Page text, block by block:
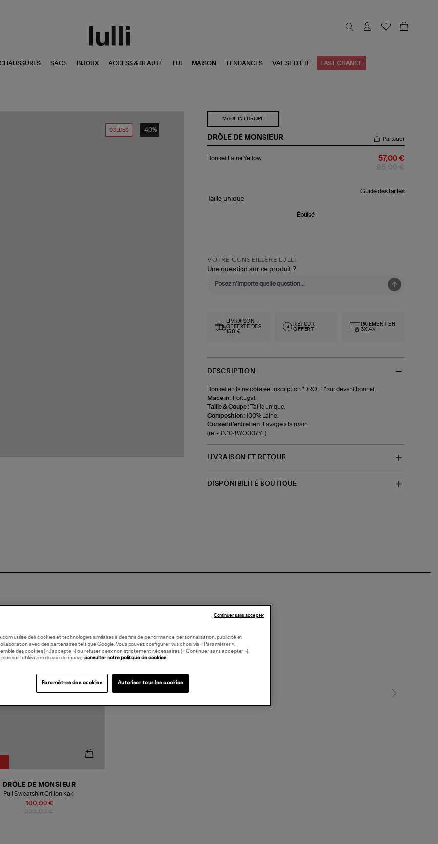
SACS BIJOUX ACCESS & BEAUTÉ LUI MAISON TENDANCES VALISE D'ÉTÉ LAST CHANCE
SOLDES -40%
MADE IN EUROPE
DRÔLE DE MONSIEUR
Laine
Partager
Bonnet Laine Yellow 57,00 €
Guide des tailles
Taille unique
Épuisé
VOTRE CONSEILLÈRE LULLI
Une question sur ce produit ?
LIVRAISON
OFFERTE DÈS
150 €
RETOUR
OFFERT
PAIEMENT EN
3X,4X
DESCRIPTION
Bonnet en laine côtelée. Inscription "DROLE" sur devant bonnet.
Made in : Portugal.
Taille & Coupe :Taille unique.
Composition :100% Laine.
Conseil d'entretien :
Lavage à la main.
(ref-BN104WO007YL)
LIVRAISON ET RETOUR
DISPONIBILITÉ BOUTIQUE
100,00 €
DRÔLE DE MONSIEUR
Pull Sweatshirt Crillon Kaki
utilise des cookies et technologies similaires à des fins de performance, personnalisation, publicité et
avec des partenaires tels que Google. Vous pouvez configurer vos choix via « Paramétrer »,
des cookies (« J’accepte ») ou refuser ceux non strictement nécessaires (« Continuer sans accepter »).
sur l’utilisation de vos données,
consulter notre politique de cookies
Paramètres des cookies Autoriser tous les cookies
Continuer sans accepter